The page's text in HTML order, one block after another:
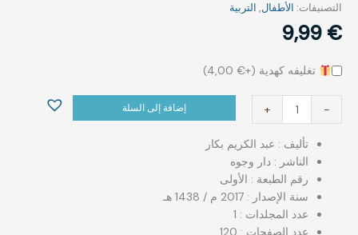
التصنيفات: الأطفال, التربية
9,99 €
تغليفه كهدية (+ 4,00€
)
-
+ إضافة إلى السلة
تأليف : ‏عبد الكريم بكار
الناشر : دار وجوه
رقم الطبعة : الأولى
سنة الإصدار : 2017 م / 1438 هـ
عدد المجلدات : 1